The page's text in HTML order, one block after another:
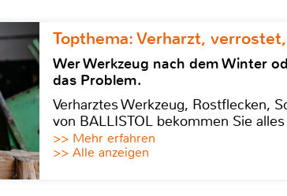
Topthema: Verharzt,
Wer Werkzeug nach dem Winter
das Problem.
Verharztes Werkzeug, Rostflecken,
von BALLISTOL bekommen Sie
>> Mehr erfahren
>> Alle anzeigen